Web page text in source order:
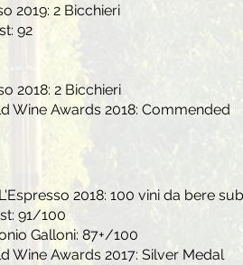
2019: 2 Bicchieri
92
2018: 2 Bicchieri
Wine Awards 2018: Commended
2018: 100 vini da bere
91/100
Galloni: 87+/100
Wine Awards 2017: Silver Medal